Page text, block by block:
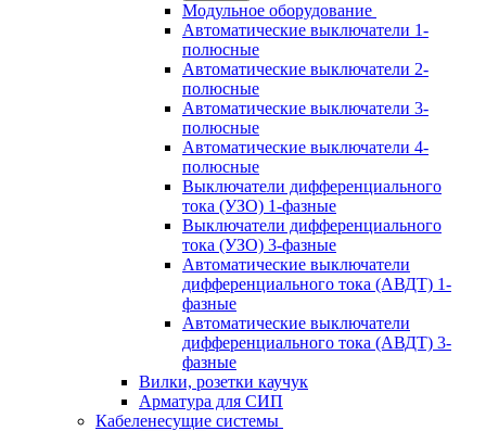
Модульное оборудование
Автоматические выключатели 1-
полюсные
Автоматические выключатели 2-
полюсные
Автоматические выключатели 3-
полюсные
Автоматические выключатели 4-
полюсные
Выключатели дифференциального
тока (УЗО) 1-фазные
Выключатели дифференциального
тока (УЗО) 3-фазные
Автоматические выключатели
дифференциального тока (АВДТ) 1-
фазные
Автоматические выключатели
дифференциального тока (АВДТ) 3-
фазные
Вилки, розетки каучук
Арматура для СИП
Кабеленесущие системы